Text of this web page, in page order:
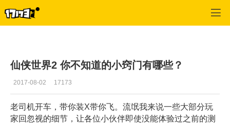
仙侠世界2 你不知道的小窍门有哪些？
2017-08-02 17173
老司机开车，带你装X带你飞。流氓我来说一些大部分玩
家回忽视的细节，让各位小伙伴即使没能体验过之前的测